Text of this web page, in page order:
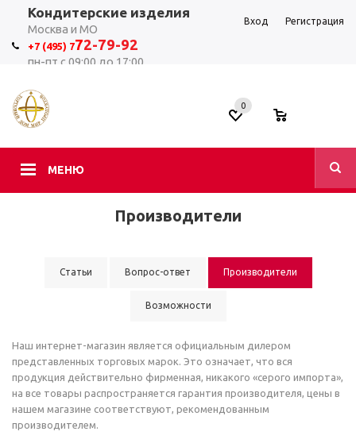
Кондитерские изделия
Москва и МО
+7 (495) 772-79-92
пн-пт с 09:00 до 17:00
Вход Регистрация
МЕНЮ
0
Производители
Статьи Вопрос-ответ Производители
Возможности
Наш интернет-магазин является официальным дилером
представленных торговых марок. Это означает, что вся
продукция действительно фирменная, никакого «серого импорта»,
на все товары распространяется гарантия производителя, цены в
нашем магазине соответствуют, рекомендованным
производителем.